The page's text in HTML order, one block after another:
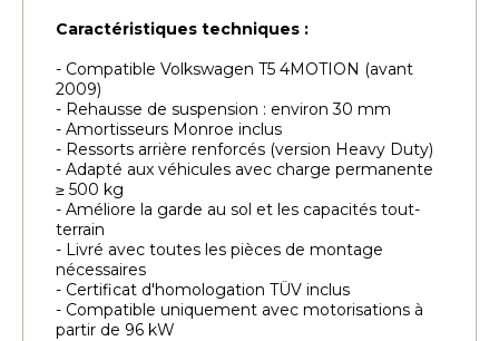
Caractéristiques techniques :
- Compatible Volkswagen T5 4MOTION (avant
2009)
- Rehausse de suspension : environ 30 mm
- Amortisseurs Monroe inclus
- Ressorts arrière renforcés (version Heavy Duty)
- Adapté aux véhicules avec charge permanente
≥ 500 kg
- Améliore la garde au sol et les capacités tout-
terrain
- Livré avec toutes les pièces de montage
nécessaires
- Certificat d'homologation TÜV inclus
- Compatible uniquement avec motorisations à
partir de 96 kW